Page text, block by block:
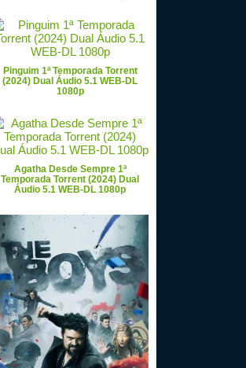
Pinguim 1ª Temporada Torrent
(2024) Dual Áudio 5.1 WEB-DL
1080p
Agatha Desde Sempre 1ª
Temporada Torrent (2024) Dual
Áudio 5.1 WEB-DL 1080p